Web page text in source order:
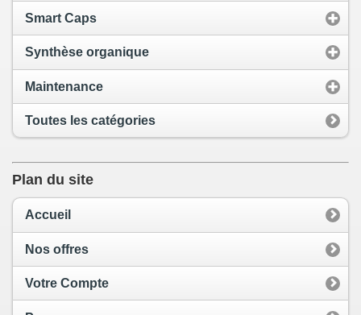
Smart Caps
Synthèse organique
Maintenance
Toutes les catégories
Plan du site
Accueil
Nos offres
Votre Compte